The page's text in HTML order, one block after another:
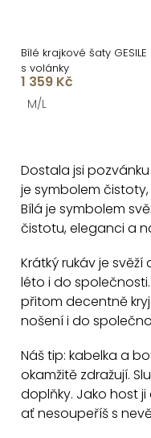
Bílé krajkové šaty GESILE
s volánky
1 359 Kč
M/L
Dostala jsi
je symbolem
Bílá je symbolem
čistotu, eleganci a
Krátký rukáv je svěží
léto i do
přitom decentně
nošení i do
Náš tip: kabelka a
okamžitě zdražují.
doplňky. Jako host
ať nesoupeříš s